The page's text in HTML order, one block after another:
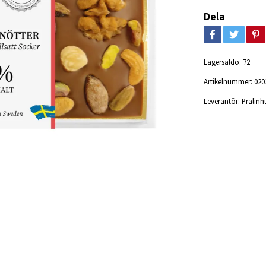
Dela
Lagersaldo: 72
Artikelnummer:
Leverantör: